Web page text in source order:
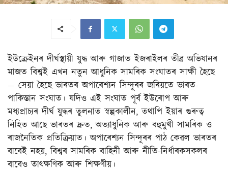
ইউক্ৰেইনৰ দীৰ্ঘস্থায়ী যুদ্ধ আৰু গাজাত ইজৰাইলৰ তীব্ৰ অভিযানৰ
মাজত বিশ্বই এখন নতুন আধুনিক সামৰিক সংঘাতৰ সাক্ষী হৈছে
— সেয়া হৈছে ভাৰতৰ অপাৰেশ্যন সিন্দূৰৰ জৰিয়তে ভাৰত-
পাকিস্তান সংঘাত। যদিও এই সংঘাত পূৰ্ব ইউৰোপ আৰু
মধ্যপ্ৰাচ্যৰ দীৰ্ঘ যুদ্ধৰ তুলনাত স্বল্পকালীন, তথাপি ইয়াৰ গুৰুত্ব
নিহিত আছে ভাৰতৰ দ্ৰুত, অত্যাধুনিক আৰু বহুমুখী সামৰিক ও
ৰাজনৈতিক প্ৰতিক্ৰিয়াত। অপাৰেশ্যন সিন্দূৰৰ পাঠ কেৱল ভাৰতৰ
বাবেই নহয়, বিশ্বৰ সামৰিক বাহিনী আৰু নীতি-নিৰ্ধাৰকসকলৰ
বাবেও তাৎক্ষণিক আৰু শিক্ষণীয়।